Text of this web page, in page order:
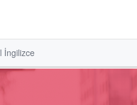
İngilizce